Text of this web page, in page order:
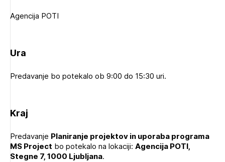
Agencija POTI
Ura
Predavanje bo potekalo ob 9:00 do 15:30 uri.
Kraj
Predavanje Planiranje projektov in uporaba programa
MS Project bo potekalo na lokaciji: Agencija POTI,
Stegne 7, 1000 Ljubljana.
PRIJAVITE SE